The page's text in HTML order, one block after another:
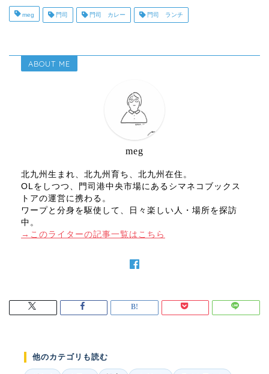
meg 門司 門司 カレー 門司 ランチ
ABOUT ME
meg
北九州生まれ、北九州育ち、北九州在住。
OLをしつつ、門司港中央市場にあるシマネコブックス
トアの運営に携わる。
ワープと分身を駆使して、日々楽しい人・場所を探訪
中。
→このライターの記事一覧はこちら
他のカテゴリも読む